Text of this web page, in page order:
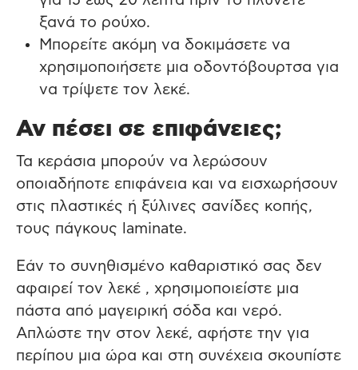
ξανά το ρούχο.
Μπορείτε ακόμη να δοκιμάσετε να
χρησιμοποιήσετε μια οδοντόβουρτσα για
να τρίψετε τον λεκέ.
Αν πέσει σε επιφάνειες;
Τα κεράσια μπορούν να λερώσουν
οποιαδήποτε επιφάνεια και να εισχωρήσουν
στις πλαστικές ή ξύλινες σανίδες κοπής,
τους πάγκους laminate.
Εάν το συνηθισμένο καθαριστικό σας δεν
αφαιρεί τον λεκέ , χρησιμοποιείστε μια
πάστα από μαγειρική σόδα και νερό.
Απλώστε την στον λεκέ, αφήστε την για
περίπου μια ώρα και στη συνέχεια σκουπίστε